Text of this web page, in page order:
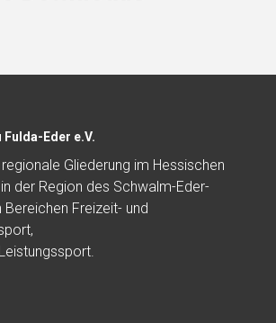
Eder e.V.
Gliederung im Hessischen
der Region des Schwalm-Eder-
Bereichen Freizeit- und